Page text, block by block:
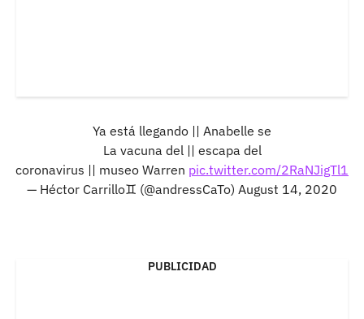
Ya está llegando || Anabelle se
La vacuna del || escapa del
coronavirus || museo Warren pic.twitter.com/2RaNJigTl1
— Héctor Carrillo♊ (@andressCaTo) August 14, 2020
PUBLICIDAD